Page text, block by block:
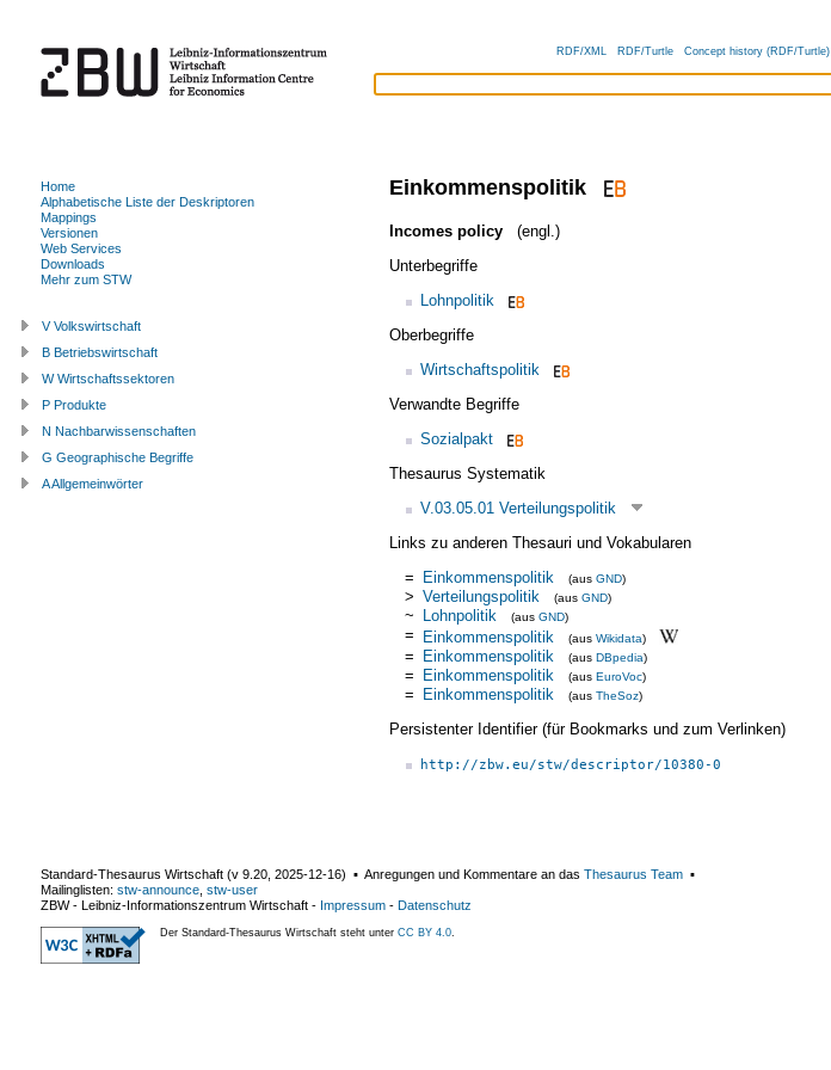
RDF/XML RDF/Turtle Concept history (RDF/Turtle)
Einkommenspolitik
Incomes policy
(engl.)
Unterbegriffe
Lohnpolitik
Oberbegriffe
Wirtschaftspolitik
Verwandte Begriffe
Sozialpakt
Thesaurus Systematik
V.03.05.01 Verteilungspolitik
Links zu anderen Thesauri und Vokabularen
= Einkommenspolitik (aus GND)
> Verteilungspolitik (aus GND)
~ Lohnpolitik (aus GND)
= Einkommenspolitik (aus Wikidata)
= Einkommenspolitik (aus DBpedia)
= Einkommenspolitik (aus EuroVoc)
= Einkommenspolitik (aus TheSoz)
Persistenter Identifier (für Bookmarks und zum Verlinken)
http://zbw.eu/stw/descriptor/10380-0
Home
Alphabetische Liste der Deskriptoren
Mappings
Versionen
Web Services
Downloads
Mehr zum STW
V Volkswirtschaft
B Betriebswirtschaft
W Wirtschaftssektoren
P Produkte
N Nachbarwissenschaften
G Geographische Begriffe
A Allgemeinwörter
Standard-Thesaurus Wirtschaft (v 9.20 2025-12-16) ▪ Anregungen und Kommentare an das Thesaurus Team ▪
Mailinglisten: stw-announce stw-user
ZBW - Leibniz-Informationszentrum Wirtschaft - Impressum - Datenschutz
Der Standard-Thesaurus Wirtschaft steht unter CC BY 4.0